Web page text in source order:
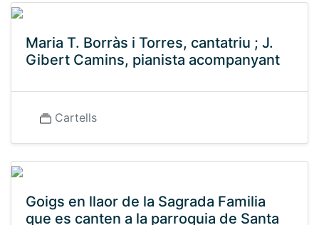
Maria T. Borràs i Torres, cantatriu ; J.
Gibert Camins, pianista acompanyant
Cartells
Goigs en llaor de la Sagrada Familia
que es canten a la parroquia de Santa